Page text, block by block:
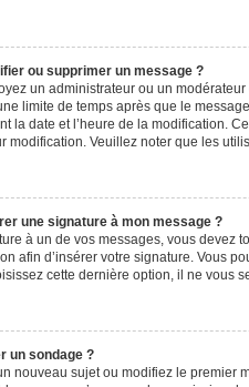
ou supprimer un message ?
un administrateur ou un
limite de temps après que le
la date et l’heure de la modification.
modification. Veuillez noter que les
une signature à mon message ?
à un de vos messages, vous devez
afin d’insérer votre signature. Vous
cette dernière option, il ne vous
un sondage ?
nouveau sujet ou modifiez le premier